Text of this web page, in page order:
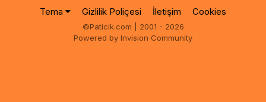
Tema Gizlilik Poliçesi İletişim Cookies
©Paticik.com | 2001 - 2026
Powered by Invision Community